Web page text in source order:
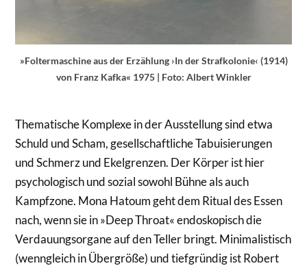
»Foltermaschine aus der Erzählung ›In der Strafkolonie‹ (1914)
von Franz Kafka« 1975 | Foto: Albert Winkler
Thematische Komplexe in der Ausstellung sind etwa
Schuld und Scham, gesellschaftliche Tabuisierungen
und Schmerz­ und Ekelgrenzen. Der Körper ist hier
psychologisch und sozial sowohl Bühne als auch
Kampfzone. Mona Hatoum geht dem Ritual des Essen
nach, wenn sie in »Deep Throat« endoskopisch die
Verdauungsorgane auf den Teller bringt. Minimalistisch
(wenngleich in Übergröße) und tiefgründig ist Robert